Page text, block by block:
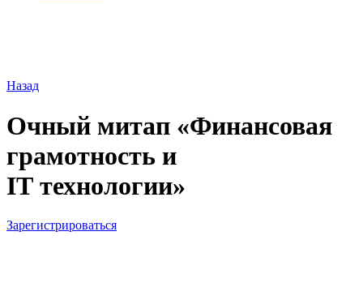
Назад
Очный митап «Финансовая
грамотность и
IT технологии»
Зарегистрироваться